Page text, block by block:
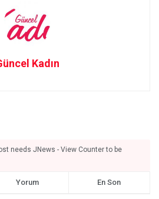
Kadın
needs JNews - View Counter to be
Yorum En Son